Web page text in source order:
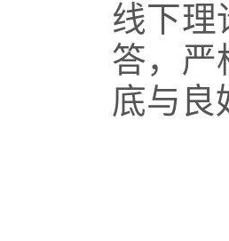
线下理
答，严
底与良